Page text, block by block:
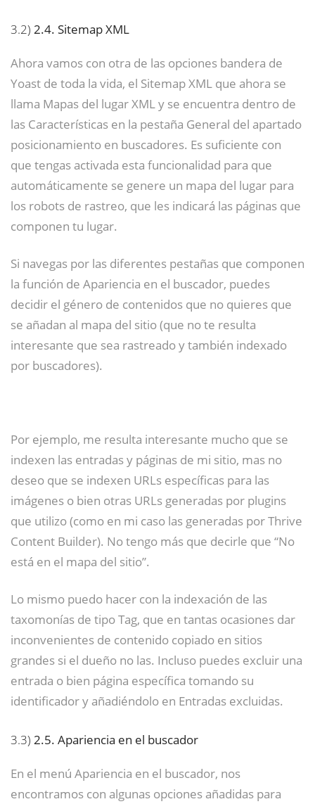
3.2) 2.4. Sitemap XML
Ahora vamos con otra de las opciones bandera de
Yoast de toda la vida, el Sitemap XML que ahora se
llama Mapas del lugar XML y se encuentra dentro de
las Características en la pestaña General del apartado
posicionamiento en buscadores. Es suficiente con
que tengas activada esta funcionalidad para que
automáticamente se genere un mapa del lugar para
los robots de rastreo, que les indicará las páginas que
componen tu lugar.
Si navegas por las diferentes pestañas que componen
la función de Apariencia en el buscador, puedes
decidir el género de contenidos que no quieres que
se añadan al mapa del sitio (que no te resulta
interesante que sea rastreado y también indexado
por buscadores).
Por ejemplo, me resulta interesante mucho que se
indexen las entradas y páginas de mi sitio, mas no
deseo que se indexen URLs específicas para las
imágenes o bien otras URLs generadas por plugins
que utilizo (como en mi caso las generadas por Thrive
Content Builder). No tengo más que decirle que “No
está en el mapa del sitio”.
Lo mismo puedo hacer con la indexación de las
taxomonías de tipo Tag, que en tantas ocasiones dar
inconvenientes de contenido copiado en sitios
grandes si el dueño no las. Incluso puedes excluir una
entrada o bien página específica tomando su
identificador y añadiéndolo en Entradas excluidas.
3.3) 2.5. Apariencia en el buscador
En el menú Apariencia en el buscador, nos
encontramos con algunas opciones añadidas para